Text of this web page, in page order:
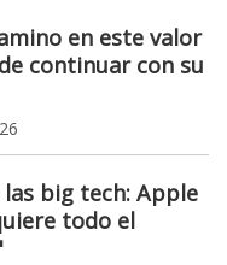
en este valor
continuar con su
big tech: Apple
todo el